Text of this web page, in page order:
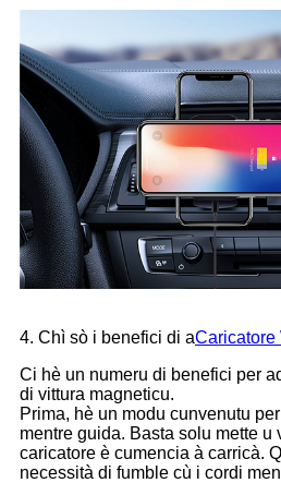
4. Chì sò i benefici di aCaricatore
Ci hè un numeru di benefici per
di vittura magneticu.
Prima, hè un modu cunvenutu
mentre guida. Basta solu mette u
caricatore è cumencia à carricà.
necessità di fumble cù i cordi